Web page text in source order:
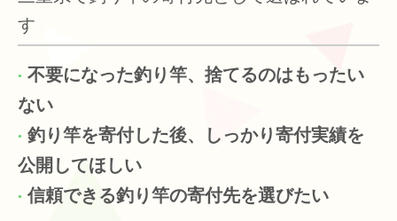
す
不要になった釣り竿、捨てるのはもったい
ない
釣り竿を寄付した後、しっかり寄付実績を
公開してほしい
信頼できる釣り竿の寄付先を選びたい